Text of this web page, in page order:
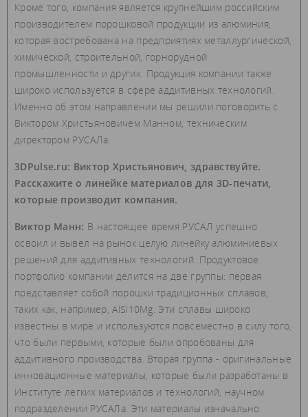
Кроме того, компания является крупнейшим российским
производителем порошковой продукции из алюминия,
которая востребована на предприятиях металлургической,
химической, строительной, горнорудной
промышленности и других. Продукция компании также
широко используется в сфере аддитивных технологий.
Именно об этом направлении мы решили поговорить с
Виктором Христьяновичем Манном, техническим
директором РУСАЛа.
3DPulse.ru: Виктор Христьянович, здравствуйте.
Расскажите о линейке материалов для 3D-печати,
которые производит компания.
Виктор Манн: В настоящее время РУСАЛ успешно
освоил и вывел на рынок целую линейку алюминиевых
решений для аддитивных технологий. Продуктовое
портфолио компании делится на две группы: первая
представляет собой порошки традиционных сплавов,
таких как, например, AlSi10Mg. Эти сплавы широко
известны в мире и используются повсеместно в силу того,
что были первыми, которые были опробованы для
аддитивного производства. Вторая группа - оригинальные
инновационные материалы, которые были разработаны в
Институте легких материалов и технологий, научном
подразделении РУСАЛа. Эти материалы изначально